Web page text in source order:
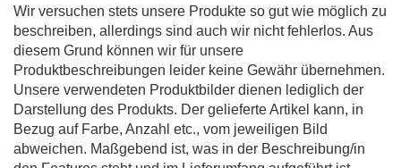
Wir versuchen stets unsere Produkte so gut wie möglich zu
beschreiben, allerdings sind auch wir nicht fehlerlos. Aus
diesem Grund können wir für unsere
Produktbeschreibungen leider keine Gewähr übernehmen.
Unsere verwendeten Produktbilder dienen lediglich der
Darstellung des Produkts. Der gelieferte Artikel kann, in
Bezug auf Farbe, Anzahl etc., vom jeweiligen Bild
abweichen. Maßgebend ist, was in der Beschreibung/in